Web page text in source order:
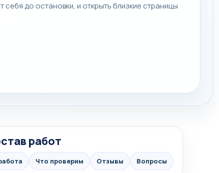
себя до остановки, и открыть близкие страницы
работ
Что проверим Отзывы Вопросы